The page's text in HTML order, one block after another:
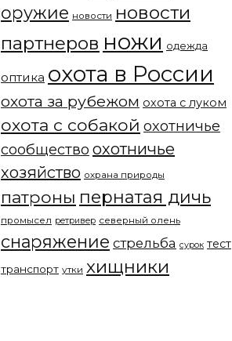
оружие новости новости
партнеров ножи одежда
оптика охота в России
охота за рубежом охота с луком
охота с собакой охотничье
сообщество охотничье
хозяйство охрана природы
патроны пернатая дичь
промысел ретривер северный олень
снаряжение стрельба сурок тест
транспорт утки хищники